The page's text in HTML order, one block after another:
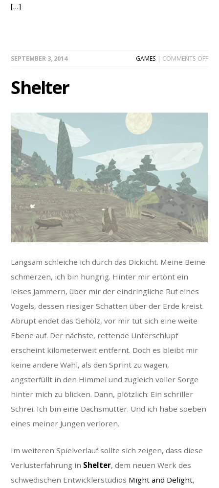
[…]
SEPTEMBER 3, 2014 GAMES | COMMENTS OFFON
Shelter
Langsam schleiche ich durch das Dickicht. Meine Beine
schmerzen, ich bin hungrig. Hinter mir ertönt ein
leises Jammern, über mir der eindringliche Ruf eines
Vogels, dessen riesiger Schatten über der Erde kreist.
Abrupt endet das Gehölz, vor mir tut sich eine weite
Ebene auf. Der nächste, rettende Unterschlupf
erscheint kilometerweit entfernt. Doch es bleibt mir
keine andere Wahl, als den Sprint zu wagen,
angsterfüllt in den Himmel und zugleich voller Sorge
hinter mich zu blicken. Dann, plötzlich: Ein schriller
Schrei. Ich bin eine Dachsmutter. Und ich habe soeben
eines meiner Jungen verloren.
Im weiteren Spielverlauf sollte sich zeigen, dass diese
Verlusterfahrung in Shelter, dem neuen Werk des
schwedischen Entwicklerstudios Might and Delight,